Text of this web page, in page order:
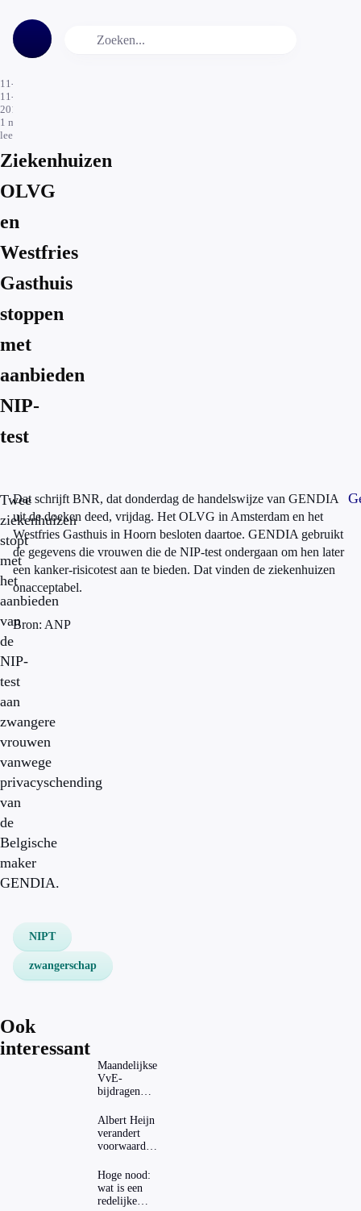
11-
11-
2016
1 min.
leestijd
Ziekenhuizen
OLVG
en
Westfries
Gasthuis
stoppen
met
aanbieden
NIP-
test
Twee
ziekenhuizen
stopt
met
het
aanbieden
van
de
NIP-
test
aan
zwangere
vrouwen
vanwege
privacyschending
van
de
Belgische
maker
GENDIA.
Dat schrijft BNR, dat donderdag de handelswijze van GENDIA
uit de doeken deed, vrijdag. Het OLVG in Amsterdam en het
Westfries Gasthuis in Hoorn besloten daartoe. GENDIA gebruikt
de gegevens die vrouwen die de NIP-test ondergaan om hen later
een kanker-risicotest aan te bieden. Dat vinden de ziekenhuizen
onacceptabel.
Bron: ANP
NIPT
zwangerschap
Ook
interessant
Maandelijkse
VvE-
bijdragen
dat invloed
op je
hypotheek?
Albert Heijn
verandert
voorwaarden
mag dat
zomaar?
Hoge nood:
wat is een
redelijke